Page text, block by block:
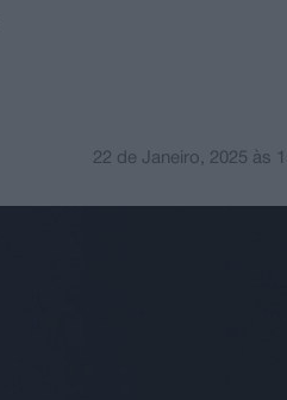
22 de Janeiro, 2025 às